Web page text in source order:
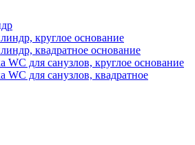
круглое основание
квадратное основание
WC для санузлов, круглое основание
WC для санузлов, квадратное